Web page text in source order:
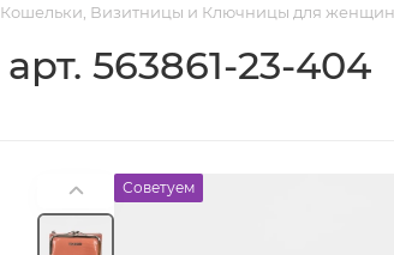
Кошельки, Визитницы и Ключницы для женщин
563861-23-404
Советуем